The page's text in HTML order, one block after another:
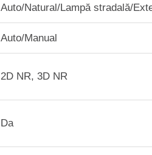
Auto/Natural/Lampă stradală/
Auto/Manual
2D NR, 3D NR
Da